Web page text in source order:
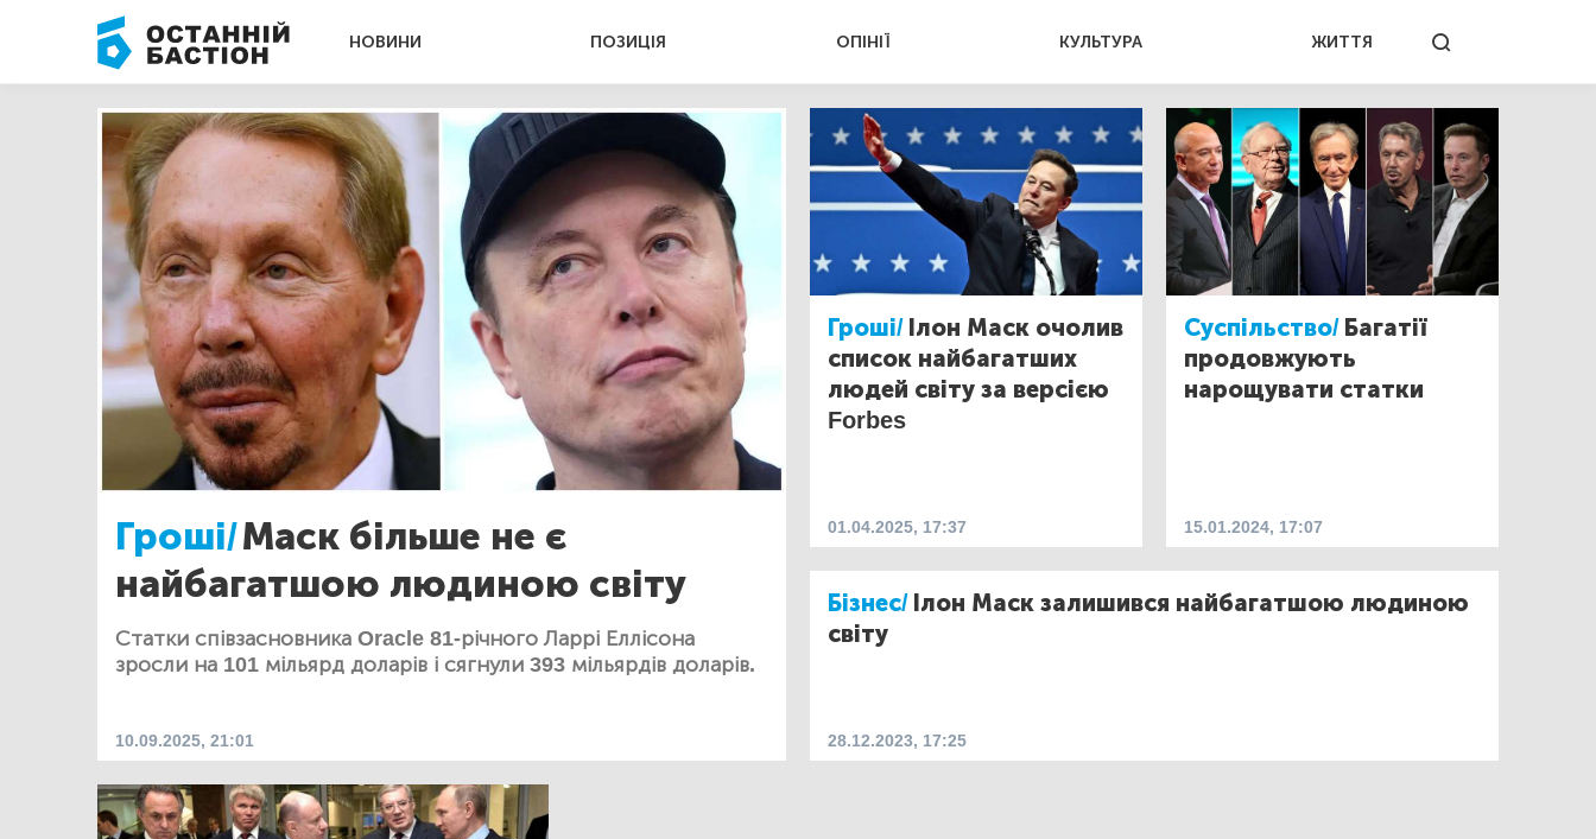
НОВИНИ ПОЗИЦІЯ ОПІНІЇ КУЛЬТУРА ЖИТТЯ
Гроші/Маск більше не є
найбагатшою людиною світу
Статки співзасновника Oracle 81-річного Ларрі Еллісона
зросли на 101 мільярд доларів і сягнули 393 мільярдів доларів.
10.09.2025, 21:01
Гроші/ Ілон Маск очолив
список найбагатших
людей світу за версією
Forbes
01.04.2025, 17:37
Суспільство/ Багатії
продовжують
нарощувати статки
15.01.2024, 17:07
Бізнес/ Ілон Маск залишився найбагатшою людиною
світу
28.12.2023, 17:25